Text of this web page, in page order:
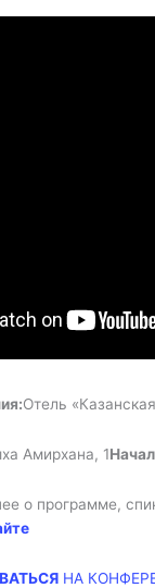
Отель
Амирхана, 1
о программе,
НА